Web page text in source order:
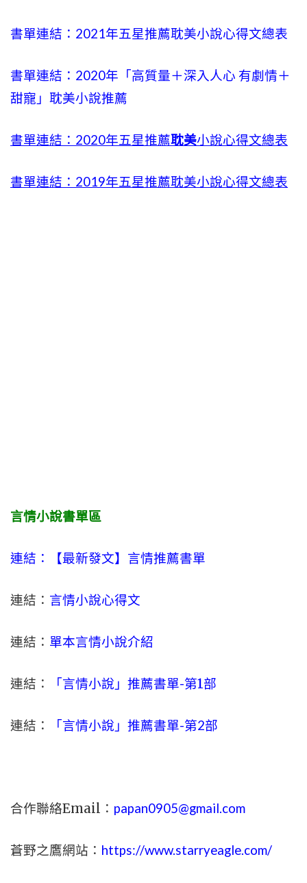
書單連結：2021年五星推薦耽美小說心得文總表
書單連結：2020年「高質量＋深入人心 有劇情＋
甜寵」耽美小說推薦
書單連結：2020年五星推薦耽美小說心得文總表
書單連結：2019年五星推薦耽美小說心得文總表
言情小說書單區
連結：【最新發文】 言情推薦書單
連結： 言情小說心得文
連結： 單本言情小說介紹
連結： 「言情小說」推薦書單-第1部
連結： 「言情小說」推薦書單-第2部
合作聯絡Email： papan0905@gmail.com
蒼野之鷹網站： https://www.starryeagle.com/